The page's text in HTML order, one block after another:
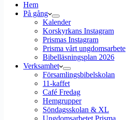
Hem
På gång
Kalender
Korskyrkans Instagram
Prismas Instagram
Prisma vårt ungdomsarbete
Bibelläsningsplan 2026
Verksamhet
Församlingsbibelskolan
11-kaffet
Café Fredag
Hemgrupper
Söndagsskolan & XL
Ungdomsarbetet Prisma